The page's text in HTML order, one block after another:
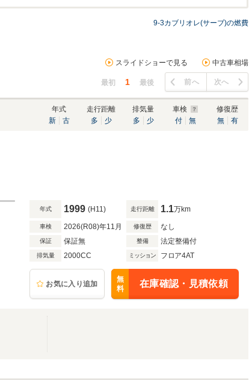
9-3カブリオレ(サーブ)の燃費
スライドショーで見る 中古車相場
最初 1 最後 前へ 次へ
年式
新
古
走行距離
多
少
排気量
多
少
車検
付
無
修復歴
無
有
年式 1999 (H11) 走行距離 1.1万km
車検 2026(R08)年11月 修復歴 なし
保証 保証無 整備 法定整備付
排気量 2000CC ミッション フロア4AT
お気に入り追加
無
料
在庫確認・見積依頼